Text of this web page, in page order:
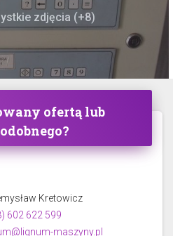
zdjęcia (+8)
ofertą lub
Kretowicz
602 622 599
maszyny.pl